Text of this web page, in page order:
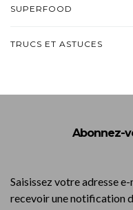
SUPERFOOD
TRUCS ET ASTUCES
Abonnez-
Saisissez votre adresse
recevoir une notification